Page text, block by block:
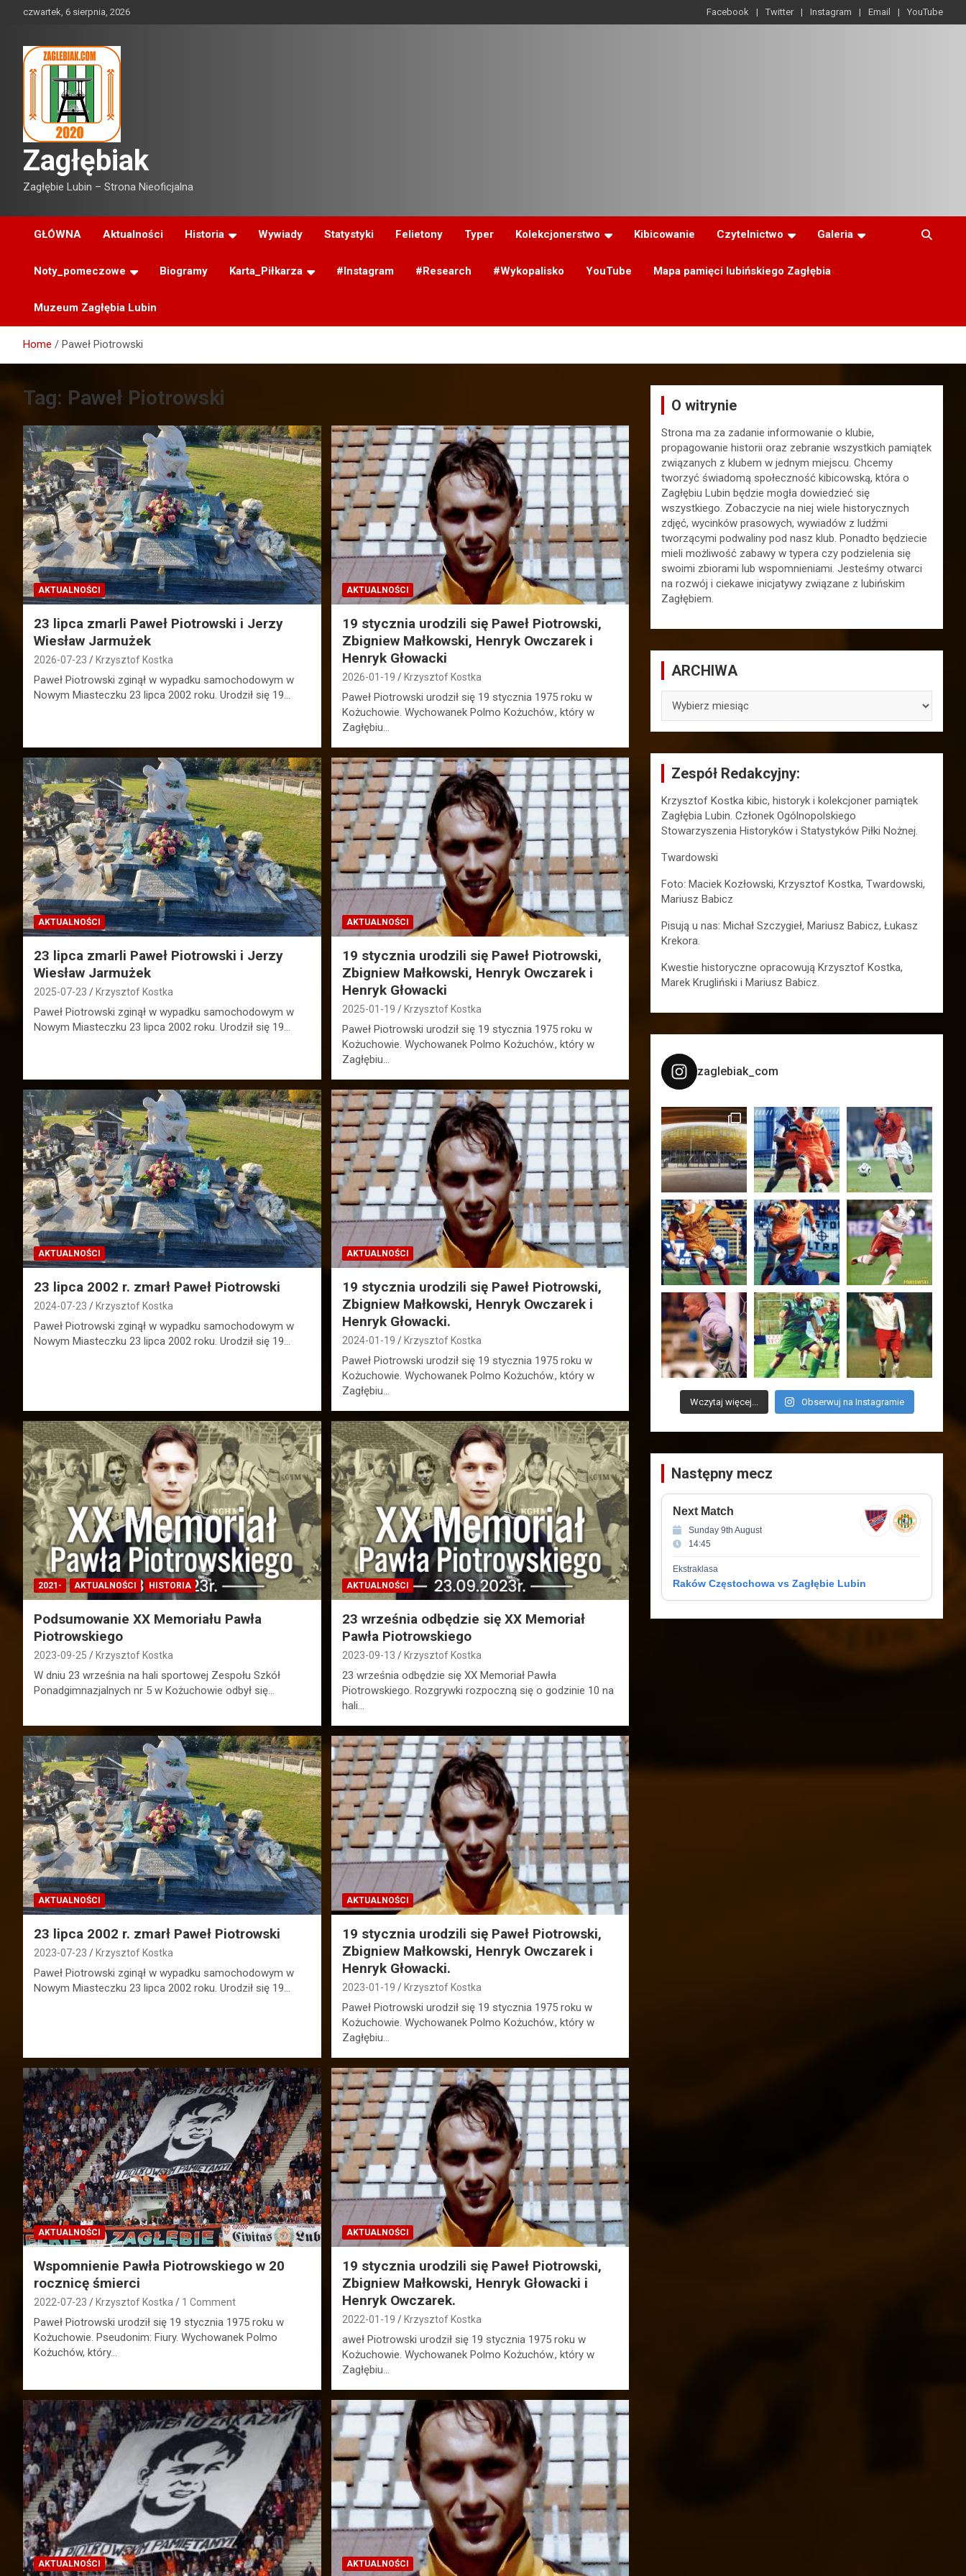
czwartek, 6 sierpnia, 2026 Facebook Twitter Instagram Email YouTube
Zagłębiak
Zagłębie Lubin – Strona Nieoficjalna
GŁÓWNA Aktualności Historia Wywiady Statystyki Felietony Typer Kolekcjonerstwo Kibicowanie Czytelnictwo Galeria
Noty_pomeczowe Biogramy Karta_Piłkarza #Instagram #Research #Wykopalisko YouTube Mapa pamięci lubińskiego Zagłębia
Muzeum Zagłębia Lubin
Home Paweł Piotrowski
Tag: Paweł Piotrowski
AKTUALNOŚCI
23 lipca zmarli Paweł Piotrowski i Jerzy
Wiesław Jarmużek
2026-07-23 Krzysztof Kostka
Paweł Piotrowski zginął w wypadku samochodowym w
Nowym Miasteczku 23 lipca 2002 roku. Urodził się 19…
AKTUALNOŚCI
19 stycznia urodzili się Paweł Piotrowski,
Zbigniew Małkowski, Henryk Owczarek i
Henryk Głowacki
2026-01-19 Krzysztof Kostka
Paweł Piotrowski urodził się 19 stycznia 1975 roku w
Kożuchowie. Wychowanek Polmo Kożuchów., który w
Zagłębiu…
AKTUALNOŚCI
23 lipca zmarli Paweł Piotrowski i Jerzy
Wiesław Jarmużek
2025-07-23 Krzysztof Kostka
Paweł Piotrowski zginął w wypadku samochodowym w
Nowym Miasteczku 23 lipca 2002 roku. Urodził się 19…
AKTUALNOŚCI
19 stycznia urodzili się Paweł Piotrowski,
Zbigniew Małkowski, Henryk Owczarek i
Henryk Głowacki
2025-01-19 Krzysztof Kostka
Paweł Piotrowski urodził się 19 stycznia 1975 roku w
Kożuchowie. Wychowanek Polmo Kożuchów., który w
Zagłębiu…
AKTUALNOŚCI
23 lipca 2002 r. zmarł Paweł Piotrowski
2024-07-23 Krzysztof Kostka
Paweł Piotrowski zginął w wypadku samochodowym w
Nowym Miasteczku 23 lipca 2002 roku. Urodził się 19…
AKTUALNOŚCI
19 stycznia urodzili się Paweł Piotrowski,
Zbigniew Małkowski, Henryk Owczarek i
Henryk Głowacki.
2024-01-19 Krzysztof Kostka
Paweł Piotrowski urodził się 19 stycznia 1975 roku w
Kożuchowie. Wychowanek Polmo Kożuchów., który w
Zagłębiu…
2021- AKTUALNOŚCI HISTORIA
Podsumowanie XX Memoriału Pawła
Piotrowskiego
2023-09-25 Krzysztof Kostka
W dniu 23 września na hali sportowej Zespołu Szkół
Ponadgimnazjalnych nr 5 w Kożuchowie odbył się…
AKTUALNOŚCI
23 września odbędzie się XX Memoriał
Pawła Piotrowskiego
2023-09-13 Krzysztof Kostka
23 września odbędzie się XX Memoriał Pawła
Piotrowskiego. Rozgrywki rozpoczną się o godzinie 10 na
hali…
AKTUALNOŚCI
23 lipca 2002 r. zmarł Paweł Piotrowski
2023-07-23 Krzysztof Kostka
Paweł Piotrowski zginął w wypadku samochodowym w
Nowym Miasteczku 23 lipca 2002 roku. Urodził się 19…
AKTUALNOŚCI
19 stycznia urodzili się Paweł Piotrowski,
Zbigniew Małkowski, Henryk Owczarek i
Henryk Głowacki.
2023-01-19 Krzysztof Kostka
Paweł Piotrowski urodził się 19 stycznia 1975 roku w
Kożuchowie. Wychowanek Polmo Kożuchów., który w
Zagłębiu…
AKTUALNOŚCI
Wspomnienie Pawła Piotrowskiego w 20
rocznicę śmierci
2022-07-23 Krzysztof Kostka 1 Comment
Paweł Piotrowski urodził się 19 stycznia 1975 roku w
Kożuchowie. Pseudonim: Fiury. Wychowanek Polmo
Kożuchów, który…
AKTUALNOŚCI
19 stycznia urodzili się Paweł Piotrowski,
Zbigniew Małkowski, Henryk Głowacki i
Henryk Owczarek.
2022-01-19 Krzysztof Kostka
aweł Piotrowski urodził się 19 stycznia 1975 roku w
Kożuchowie. Wychowanek Polmo Kożuchów., który w
Zagłębiu…
AKTUALNOŚCI AKTUALNOŚCI
O witrynie
Strona ma za zadanie informowanie o klubie,
propagowanie historii oraz zebranie wszystkich pamiątek
związanych z klubem w jednym miejscu. Chcemy
tworzyć świadomą społeczność kibicowską, która o
Zagłębiu Lubin będzie mogła dowiedzieć się
wszystkiego. Zobaczycie na niej wiele historycznych
zdjęć, wycinków prasowych, wywiadów z ludźmi
tworzącymi podwaliny pod nasz klub. Ponadto będziecie
mieli możliwość zabawy w typera czy podzielenia się
swoimi zbiorami lub wspomnieniami. Jesteśmy otwarci
na rozwój i ciekawe inicjatywy związane z lubińskim
Zagłębiem.
ARCHIWA
Zespół Redakcyjny:
Krzysztof Kostka kibic, historyk i kolekcjoner pamiątek
Zagłębia Lubin. Członek Ogólnopolskiego
Stowarzyszenia Historyków i Statystyków Piłki Nożnej.
Twardowski
Foto: Maciek Kozłowski, Krzysztof Kostka, Twardowski,
Mariusz Babicz
Pisują u nas: Michał Szczygieł, Mariusz Babicz, Łukasz
Krekora.
Kwestie historyczne opracowują Krzysztof Kostka,
Marek Krugliński i Mariusz Babicz.
zaglebiak_com
Wczytaj więcej... Obserwuj na Instagramie
Następny mecz
Next Match
Sunday 9th August
14:45
Ekstraklasa
Raków Częstochowa vs Zagłębie Lubin